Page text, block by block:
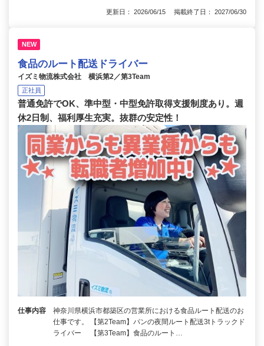
更新日： 2026/06/15 掲載終了日： 2027/06/30
NEW
食品のルート配送ドライバー
イズミ物流株式会社 横浜第2／第3Team
正社員
普通免許でOK、準中型・中型免許取得支援制度あり。週
休2日制、福利厚生充実。抜群の安定性！
仕事内容
神奈川県横浜市都築区の営業所における食品ルート配送のお
仕事です。 【第2Team】パンの夜間ルート配送3tトラックド
ライバー 【第3Team】食品のルート…